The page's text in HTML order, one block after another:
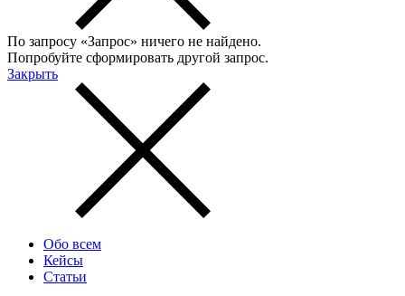
По запросу «Запрос» ничего не найдено.
Попробуйте сформировать другой запрос.
Закрыть
Обо всем
Кейсы
Статьи